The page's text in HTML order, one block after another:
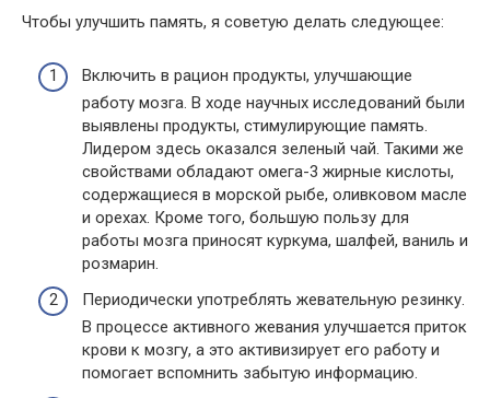
Чтобы улучшить память, я советую делать следующее:
Включить в рацион продукты, улучшающие
работу мозга. В ходе научных исследований были
выявлены продукты, стимулирующие память.
Лидером здесь оказался зеленый чай. Такими же
свойствами обладают омега-3 жирные кислоты,
содержащиеся в морской рыбе, оливковом масле
и орехах. Кроме того, большую пользу для
работы мозга приносят куркума, шалфей, ваниль и
розмарин.
Периодически употреблять жевательную резинку.
В процессе активного жевания улучшается приток
крови к мозгу, а это активизирует его работу и
помогает вспомнить забытую информацию.